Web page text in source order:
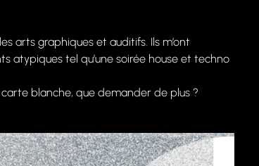
arts graphiques et auditifs. Ils m’ont
atypiques tel qu’une soirée house et techno
blanche, que demander de plus ?